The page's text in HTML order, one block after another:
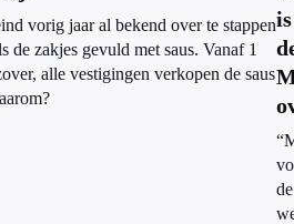
vorig jaar al bekend over te stappen
de zakjes gevuld met saus. Vanaf 1
alle vestigingen verkopen de saus
is
de